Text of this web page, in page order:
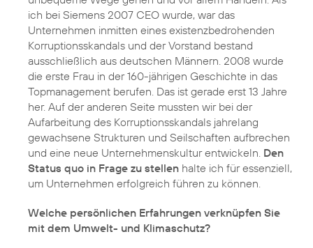
ich bei Siemens 2007 CEO wurde, war das
Unternehmen inmitten eines existenzbedrohenden
Korruptionsskandals und der Vorstand bestand
ausschließlich aus deutschen Männern. 2008 wurde
die erste Frau in der 160-jährigen Geschichte in das
Topmanagement berufen. Das ist gerade erst 13 Jahre
her. Auf der anderen Seite mussten wir bei der
Aufarbeitung des Korruptionsskandals jahrelang
gewachsene Strukturen und Seilschaften aufbrechen
und eine neue Unternehmenskultur entwickeln. Den
Status quo in Frage zu stellen halte ich für essenziell,
um Unternehmen erfolgreich führen zu können.
Welche persönlichen Erfahrungen verknüpfen Sie
mit dem Umwelt- und Klimaschutz?